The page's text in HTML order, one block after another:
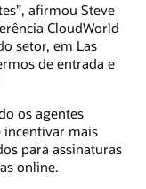
afirmou Steve
CloudWorld
setor, em Las
de entrada e
os agentes
incentivar mais
para assinaturas
online.